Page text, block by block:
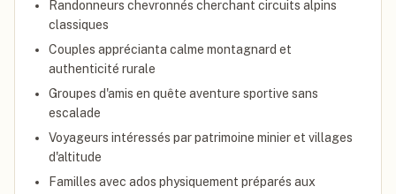
Randonneurs chevronnés cherchant circuits alpins
classiques
Couples apprécianta calme montagnard et
authenticité rurale
Groupes d'amis en quête aventure sportive sans
escalade
Voyageurs intéressés par patrimoine minier et villages
d'altitude
Familles avec ados physiquement préparés aux